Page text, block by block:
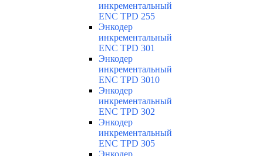
инкрементальный
ENC TPD 255
Энкодер
инкрементальный
ENC TPD 301
Энкодер
инкрементальный
ENC TPD 3010
Энкодер
инкрементальный
ENC TPD 302
Энкодер
инкрементальный
ENC TPD 305